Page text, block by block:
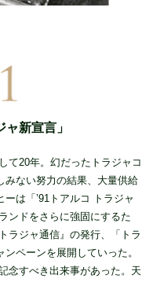
ャ新宣言」
て20年。幻だったトラジャコ
みない努力の結果、大量供給
は「’91トアルコ トラジャ
ンドをさらに強固にするた
ラジャ通信』の発行、「トラ
ペーンを展開していった。
念すべき出来事があった。天